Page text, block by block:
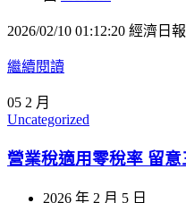
2026/02/10 01:12:20 經濟日
繼續閱讀
05 2 月
Uncategorized
營業稅適用零稅率 留意
2026 年 2 月 5 日